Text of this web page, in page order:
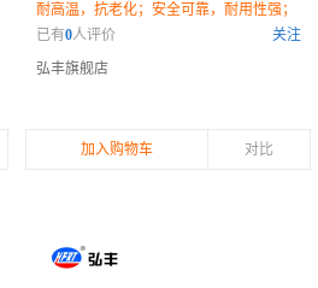
耐高温，抗老化；安全可靠，耐用性强；
适用广泛，安装便捷；
已有0人评价
关注
弘丰旗舰店
加入购物车 对比